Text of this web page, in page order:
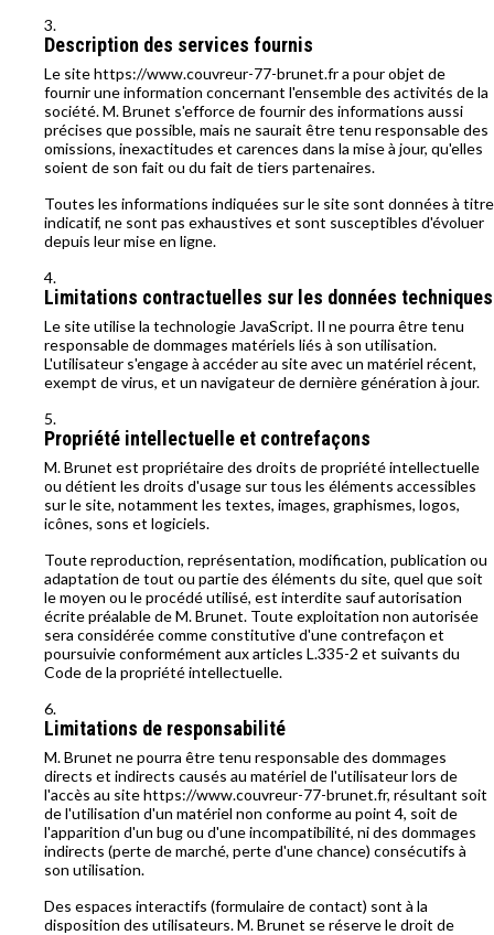
Description des services fournis
Le site https://www.couvreur-77-brunet.fr a pour objet de
fournir une information concernant l'ensemble des activités de la
société. M. Brunet s'efforce de fournir des informations aussi
précises que possible, mais ne saurait être tenu responsable des
omissions, inexactitudes et carences dans la mise à jour, qu'elles
soient de son fait ou du fait de tiers partenaires.
Toutes les informations indiquées sur le site sont données à titre
indicatif, ne sont pas exhaustives et sont susceptibles d'évoluer
depuis leur mise en ligne.
Limitations contractuelles sur les données techniques
Le site utilise la technologie JavaScript. Il ne pourra être tenu
responsable de dommages matériels liés à son utilisation.
L'utilisateur s'engage à accéder au site avec un matériel récent,
exempt de virus, et un navigateur de dernière génération à jour.
Propriété intellectuelle et contrefaçons
M. Brunet est propriétaire des droits de propriété intellectuelle
ou détient les droits d'usage sur tous les éléments accessibles
sur le site, notamment les textes, images, graphismes, logos,
icônes, sons et logiciels.
Toute reproduction, représentation, modification, publication ou
adaptation de tout ou partie des éléments du site, quel que soit
le moyen ou le procédé utilisé, est interdite sauf autorisation
écrite préalable de M. Brunet. Toute exploitation non autorisée
sera considérée comme constitutive d'une contrefaçon et
poursuivie conformément aux articles L.335-2 et suivants du
Code de la propriété intellectuelle.
Limitations de responsabilité
M. Brunet ne pourra être tenu responsable des dommages
directs et indirects causés au matériel de l'utilisateur lors de
l'accès au site https://www.couvreur-77-brunet.fr, résultant soit
de l'utilisation d'un matériel non conforme au point 4, soit de
l'apparition d'un bug ou d'une incompatibilité, ni des dommages
indirects (perte de marché, perte d'une chance) consécutifs à
son utilisation.
Des espaces interactifs (formulaire de contact) sont à la
disposition des utilisateurs. M. Brunet se réserve le droit de